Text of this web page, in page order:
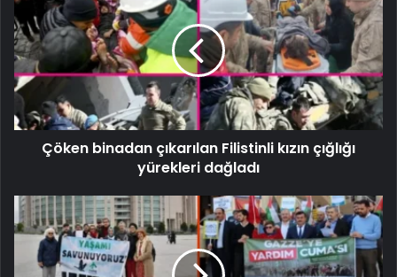
Çöken binadan çıkarılan Filistinli kızın çığlığı
yürekleri dağladı